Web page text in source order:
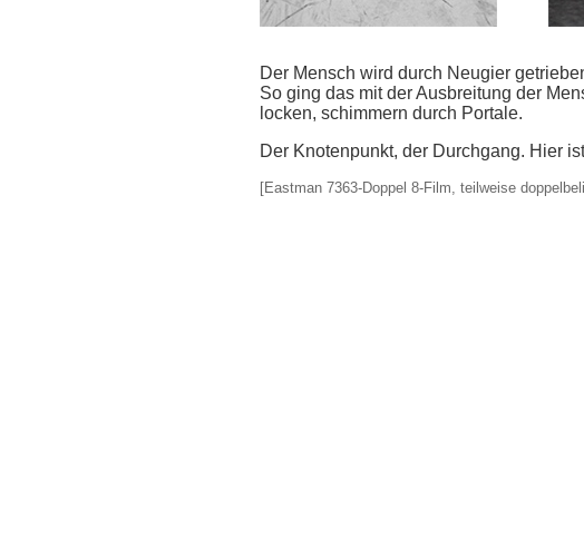
Der Mensch wird durch Neugier
So ging das mit der Ausbreitung der
locken, schimmern durch Portale.
Der Knotenpunkt, der Durchgang. Hier
[Eastman 7363-Doppel 8-Film, teilweise